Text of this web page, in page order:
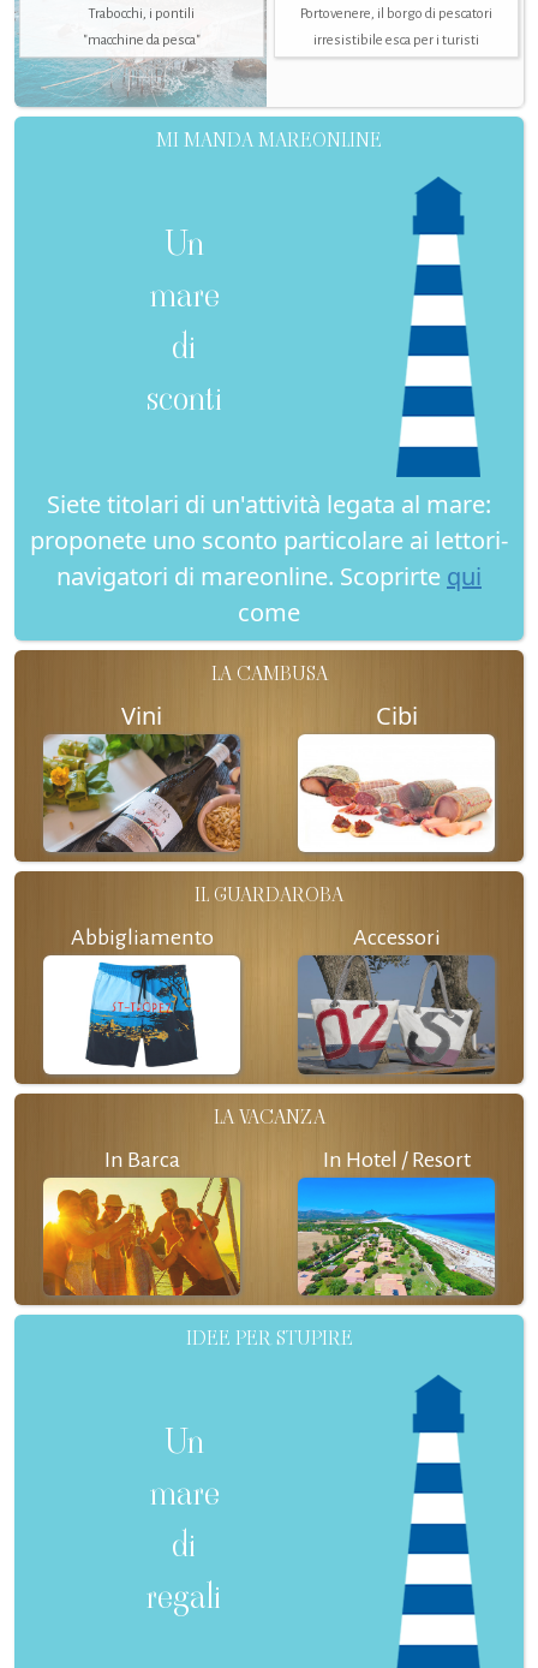
Trabocchi, i pontili
"macchine da pesca"
Portovenere, il borgo di pescatori
irresistibile esca per i turisti
MI MANDA MAREONLINE
Un
mare
di
sconti
Siete titolari di un'attività legata al mare:
proponete uno sconto particolare ai lettori-
navigatori di mareonline. Scoprirte qui
come
LA CAMBUSA
Vini Cibi
IL GUARDAROBA
Abbigliamento Accessori
LA VACANZA
In Barca In Hotel / Resort
IDEE PER STUPIRE
Un
mare
di
regali